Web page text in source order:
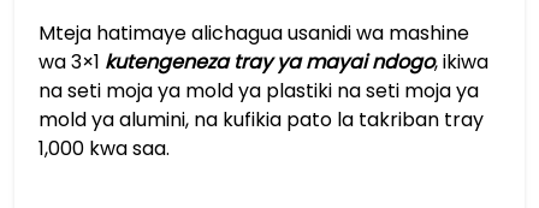
Mteja hatimaye alichagua usanidi wa mashine
wa 3×1 kutengeneza tray ya mayai ndogo, ikiwa
na seti moja ya mold ya plastiki na seti moja ya
mold ya alumini, na kufikia pato la takriban tray
1,000 kwa saa.